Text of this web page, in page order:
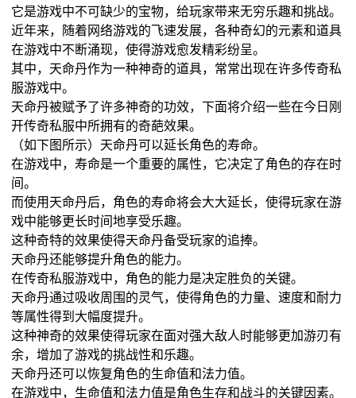
它是游戏中不可缺少的宝物，给玩家带来无穷乐趣和挑战。
近年来，随着网络游戏的飞速发展，各种奇幻的元素和道具
在游戏中不断涌现，使得游戏愈发精彩纷呈。
其中，天命丹作为一种神奇的道具，常常出现在许多传奇私
服游戏中。
天命丹被赋予了许多神奇的功效，下面将介绍一些在今日刚
开传奇私服中所拥有的奇葩效果。
（如下图所示）天命丹可以延长角色的寿命。
在游戏中，寿命是一个重要的属性，它决定了角色的存在时
间。
而使用天命丹后，角色的寿命将会大大延长，使得玩家在游
戏中能够更长时间地享受乐趣。
这种奇特的效果使得天命丹备受玩家的追捧。
天命丹还能够提升角色的能力。
在传奇私服游戏中，角色的能力是决定胜负的关键。
天命丹通过吸收周围的灵气，使得角色的力量、速度和耐力
等属性得到大幅度提升。
这种神奇的效果使得玩家在面对强大敌人时能够更加游刃有
余，增加了游戏的挑战性和乐趣。
天命丹还可以恢复角色的生命值和法力值。
在游戏中，生命值和法力值是角色生存和战斗的关键因素。